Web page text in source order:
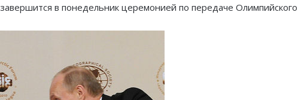
в понедельник церемонией по передаче Олимпийского
Князь Альбер II и Принцесса
Шарлен посетили 77-й Бал
Красного Креста Монако